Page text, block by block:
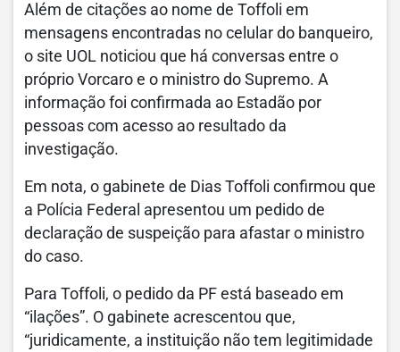
Além de citações ao nome de Toffoli em
mensagens encontradas no celular do banqueiro,
o site UOL noticiou que há conversas entre o
próprio Vorcaro e o ministro do Supremo. A
informação foi confirmada ao Estadão por
pessoas com acesso ao resultado da
investigação.
Em nota, o gabinete de Dias Toffoli confirmou que
a Polícia Federal apresentou um pedido de
declaração de suspeição para afastar o ministro
do caso.
Para Toffoli, o pedido da PF está baseado em
“ilações”. O gabinete acrescentou que,
“juridicamente, a instituição não tem legitimidade